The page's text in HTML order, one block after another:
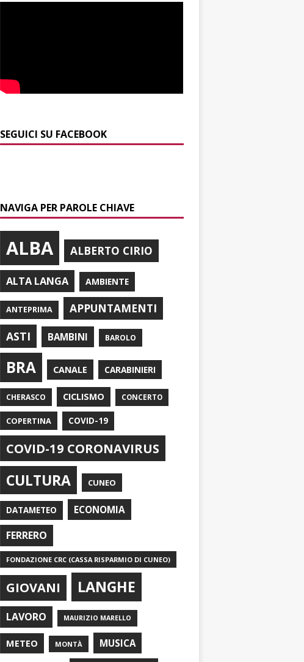
SEGUICI SU FACEBOOK
NAVIGA PER PAROLE CHIAVE
ALBA ALBERTO CIRIO
ALTA LANGA AMBIENTE
ANTEPRIMA
APPUNTAMENTI
ASTI
BAMBINI BAROLO
BRA CANALE CARABINIERI
CHERASCO CICLISMO CONCERTO
COPERTINA COVID-19
COVID-19 CORONAVIRUS
CULTURA CUNEO
DATAMETEO ECONOMIA
FERRERO
FONDAZIONE CRC (CASSA RISPARMIO DI CUNEO)
GIOVANI LANGHE
LAVORO MAURIZIO MARELLO
METEO MONTÀ MUSICA